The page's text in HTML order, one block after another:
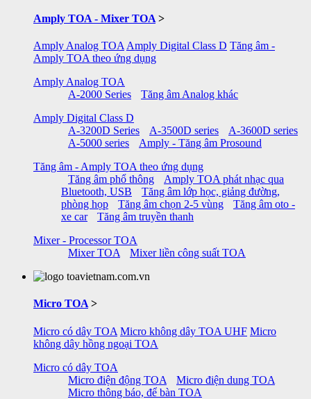
Amply TOA - Mixer TOA >
Amply Analog TOA Amply Digital Class D Tăng âm -
Amply TOA theo ứng dụng
Amply Analog TOA
A-2000 Series
Tăng âm Analog khác
Amply Digital Class D
A-3200D Series
A-3500D series
A-3600D series
A-5000 series
Amply - Tăng âm Prosound
Tăng âm - Amply TOA theo ứng dụng
Tăng âm phổ thông
Amply TOA phát nhạc qua
Bluetooth, USB
Tăng âm lớp học, giảng đường,
phòng họp
Tăng âm chọn 2-5 vùng
Tăng âm oto -
xe car
Tăng âm truyền thanh
Mixer - Processor TOA
Mixer TOA
Mixer liền công suất TOA
Micro TOA >
Micro có dây TOA Micro không dây TOA UHF Micro
không dây hồng ngoại TOA
Micro có dây TOA
Micro điện động TOA
Micro điện dung TOA
Micro thông báo, để bàn TOA